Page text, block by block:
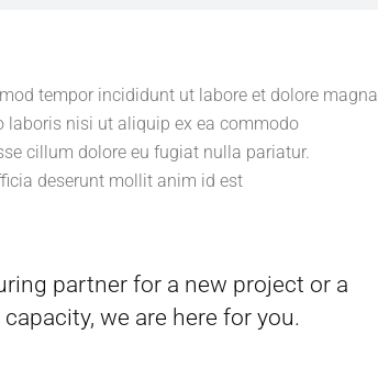
tempor incididunt ut labore et dolore magna
nisi ut aliquip ex ea commodo
cillum dolore eu fugiat nulla pariatur.
deserunt mollit anim id est
partner for a new project or a
we are here for you.